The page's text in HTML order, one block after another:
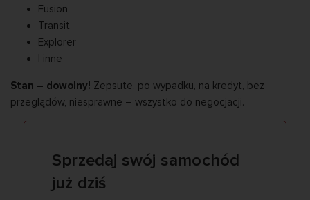
Fusion
Transit
Explorer
I inne
Stan – dowolny! Zepsute, po wypadku, na kredyt, bez
przeglądów, niesprawne – wszystko do negocjacji.
Sprzedaj swój samochód
już dziś